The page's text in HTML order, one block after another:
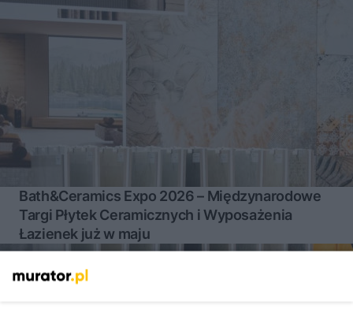
Bath&Ceramics Expo 2026 – Międzynarodowe
Targi Płytek Ceramicznych i Wyposażenia
Łazienek już w maju